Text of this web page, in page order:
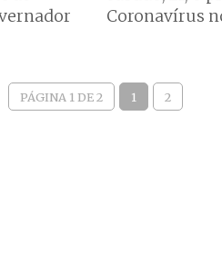
Coronavírus
PÁGINA 1 DE 2 1 2